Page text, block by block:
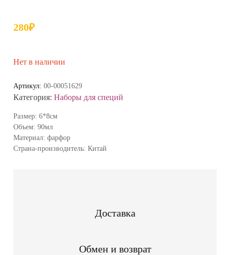
280₽
Нет в наличии
Артикул:00-00051629
Категория:Наборы для специй
Размер: 6*8см
Объем: 90мл
Материал: фарфор
Страна-производитель: Китай
Доставка
Обмен и возврат